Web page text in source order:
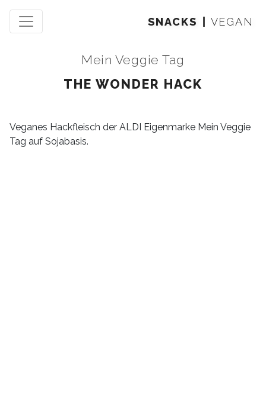
SNACKS VEGAN
Mein Veggie Tag
THE WONDER HACK
Veganes Hackfleisch der ALDI Eigenmarke Mein Veggie
Tag auf Sojabasis.